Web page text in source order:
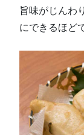
旨味がじんわ
にできるほど